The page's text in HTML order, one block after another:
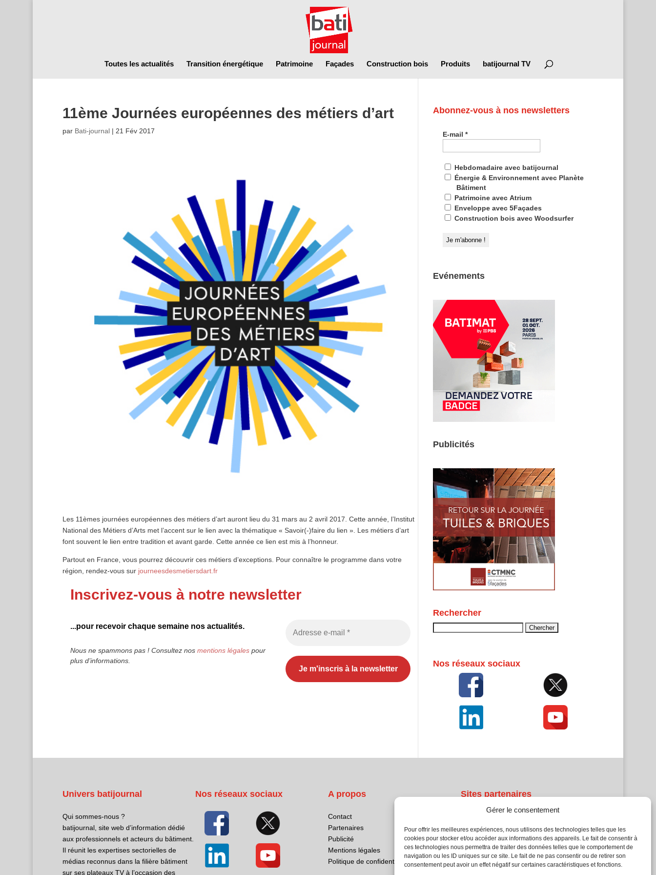
Gérer le consentement
Pour offrir les meilleures expériences, nous utilisons des technologies telles que les
cookies pour stocker et/ou accéder aux informations des appareils. Le fait de consentir à
ces technologies nous permettra de traiter des données telles que le comportement de
navigation ou les ID uniques sur ce site. Le fait de ne pas consentir ou de retirer son
consentement peut avoir un effet négatif sur certaines caractéristiques et fonctions.
Toutes les actualités Transition énergétique Patrimoine Façades Construction bois Produits batijournal TV
11ème Journées européennes des métiers d’art
par Bati-journal| 21 Fév 2017
Les 11èmes journées européennes des métiers d’art auront lieu du 31 mars au 2 avril 2017. Cette année, l’Institut
National des Métiers d’Arts met l’accent sur le lien avec la thématique « Savoir(-)faire du lien ». Les métiers d’art
font souvent le lien entre tradition et avant garde. Cette année ce lien est mis à l’honneur.
Partout en France, vous pourrez découvrir ces métiers d’exceptions. Pour connaître le programme dans votre
région, rendez-vous sur journeesdesmetiersdart.fr
Inscrivez-vous à notre newsletter
...pour recevoir chaque semaine nos actualités.
Nous ne spammons pas ! Consultez nos mentions légalespour
plus d’informations.
Abonnez-vous à nos newsletters
E-mail*
Hebdomadaire avec batijournal
Énergie & Environnement avec Planète
Bâtiment
Patrimoine avec Atrium
Enveloppe avec 5Façades
Construction bois avec Woodsurfer
Evénements
Publicités
Rechercher
Nos réseaux sociaux
Univers batijournal
Qui sommes-nous ?
batijournal, site web d’information dédié
aux professionnels et acteurs du bâtiment.
Il réunit les expertises sectorielles de
médias reconnus dans la filière bâtiment
sur ses plateaux TV à l’occasion des
Nos réseaux sociaux A propos
Contact
Partenaires
Publicité
Mentions légales
Politique de confidentialité
Sites partenaires
Atrium Patrimoine
Kiosque 21
L'Atelier Bois
Planète Bâtiment